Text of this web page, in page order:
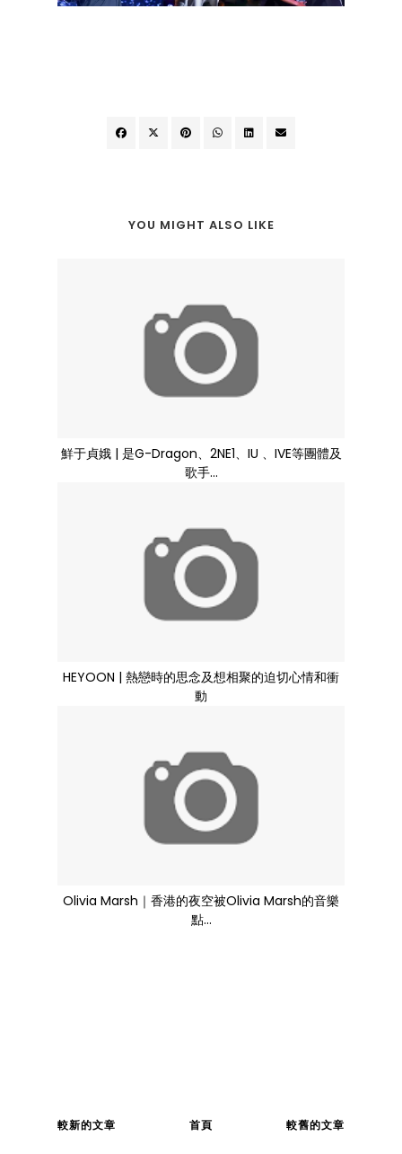
YOU MIGHT ALSO LIKE
鮮于貞娥 | 是G-Dragon、2NE1、IU 、IVE等團體及
歌手...
HEYOON | 熱戀時的思念及想相聚的迫切心情和衝
動
Olivia Marsh｜香港的夜空被Olivia Marsh的音樂
點...
較新的文章 較舊的文章
首頁